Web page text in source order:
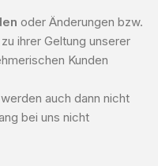
oder Änderungen bzw.
ihrer Geltung unserer
Kunden
auch dann nicht
bei uns nicht